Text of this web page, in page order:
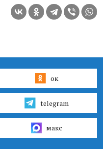
ок
telegram
макс